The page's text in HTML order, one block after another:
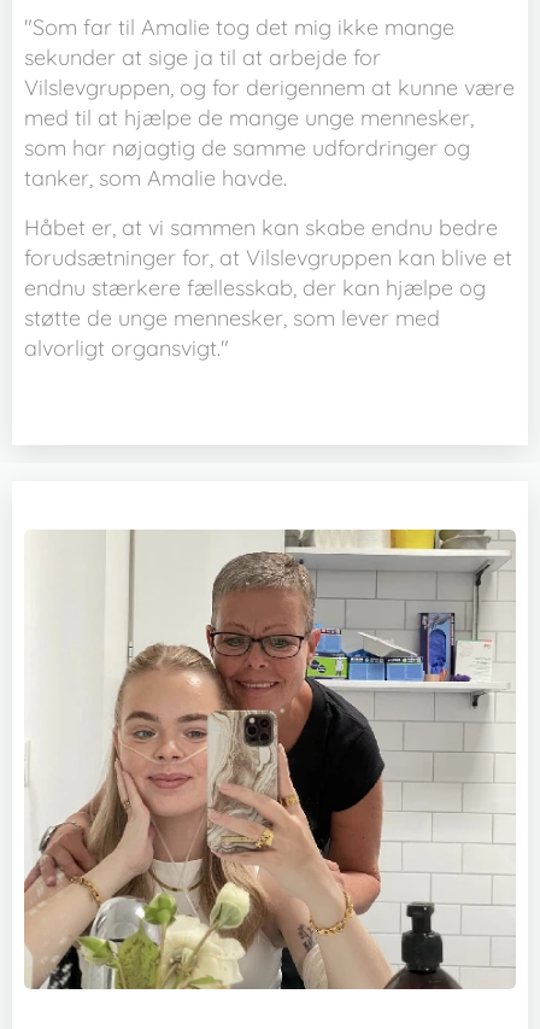
"Som far til Amalie tog det mig ikke mange
sekunder at sige ja til at arbejde for
Vilslevgruppen, og for derigennem at kunne være
med til at hjælpe de mange unge mennesker,
som har nøjagtig de samme udfordringer og
tanker, som Amalie havde.
Håbet er, at vi sammen kan skabe endnu bedre
forudsætninger for, at Vilslevgruppen kan blive et
endnu stærkere fællesskab, der kan hjælpe og
støtte de unge mennesker, som lever med
alvorligt organsvigt."